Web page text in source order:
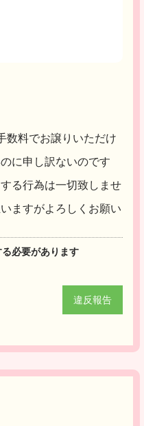
数料でお譲りいただけ
に申し訳ないのです
る行為は一切致しませ
ますがよろしくお願い
必要があります
違反報告